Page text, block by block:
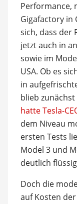
Performance,
Gigafactory in
sich, dass der
jetzt auch in
sowie im
USA. Ob es
in
blieb
hatte Tesla-
dem Niveau
ersten Tests
Model 3 und
deutlich
Doch die
auf Kosten